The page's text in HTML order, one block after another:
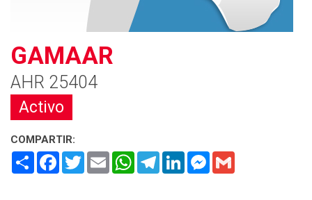
GAMAAR
AHR 25404
Activo
COMPARTIR:
Share FacebookTwitterEmail WhatsAppTelegramLinkedInMessenger